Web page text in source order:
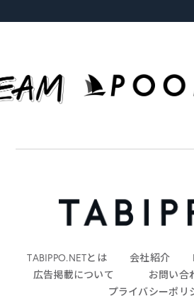
TABIPPO.NETとは 会社紹介
広告掲載について
お問い合
プライバシーポリ